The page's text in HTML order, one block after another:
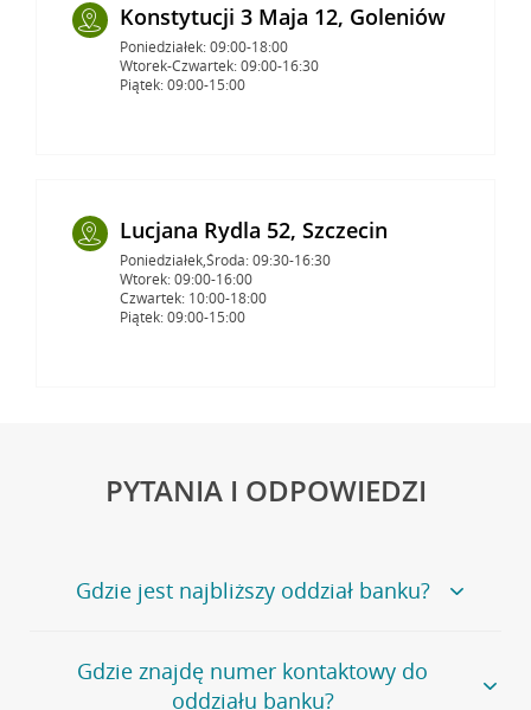
Konstytucji 3 Maja 12, Goleniów
Poniedziałek: 09:00-18:00
Wtorek-Czwartek: 09:00-16:30
Piątek: 09:00-15:00
Lucjana Rydla 52, Szczecin
Poniedziałek,Środa: 09:30-16:30
Wtorek: 09:00-16:00
Czwartek: 10:00-18:00
Piątek: 09:00-15:00
PYTANIA I ODPOWIEDZI
Gdzie jest najbliższy oddział banku?
Jeśli szukasz oddziału naszego banku, zapraszamy na
stronęPlacówki i bankomaty, na której znajduje się
wygodna wyszukiwarka.
Gdzie znajdę numer kontaktowy do
oddziału banku?